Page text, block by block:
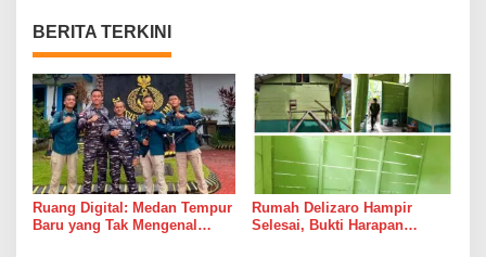
BERITA TERKINI
Ruang Digital: Medan Tempur
Baru yang Tak Mengenal
Rumah Delizaro Hampir
Selesai, Bukti Harapan